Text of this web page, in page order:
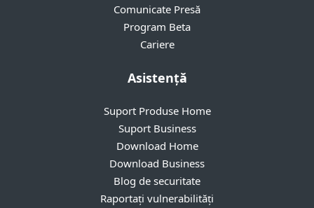
Comunicate Presă
Program Beta
Cariere
Asistență
Suport Produse Home
Suport Business
Download Home
Download Business
Blog de securitate
Raportați vulnerabilități